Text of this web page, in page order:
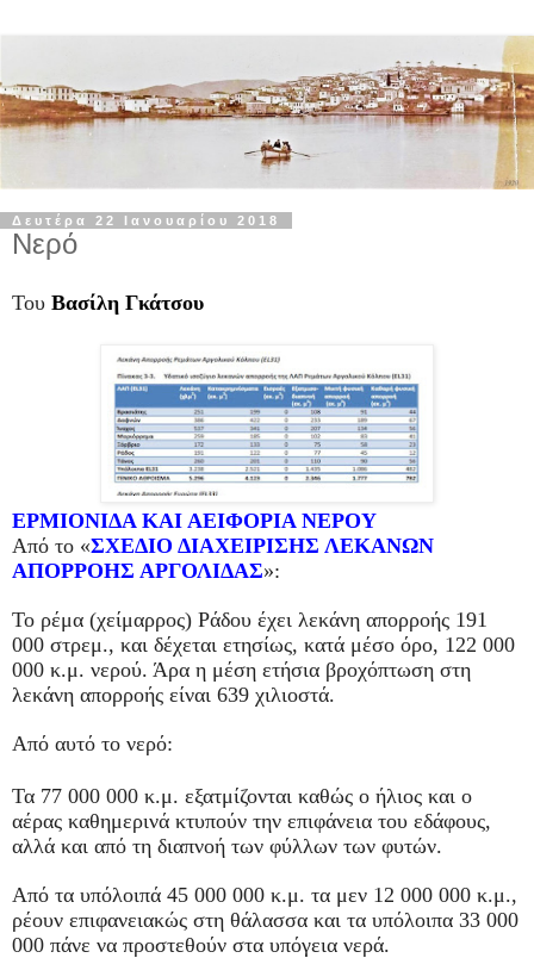
Δευτέρα 22 Ιανουαρίου 2018
Νερό
Του Βασίλη Γκάτσου
ΕΡΜΙΟΝΙΔΑ ΚΑΙ ΑΕΙΦΟΡΙΑ ΝΕΡΟΥ
Από το «ΣΧΕΔΙΟ ΔΙΑΧΕΙΡΙΣΗΣ ΛΕΚΑΝΩΝ
ΑΠΟΡΡΟΗΣ ΑΡΓΟΛΙΔΑΣ»:
Το ρέμα (χείμαρρος) Ράδου έχει λεκάνη απορροής 191
000 στρεμ., και δέχεται ετησίως, κατά μέσο όρο, 122 000
000 κ.μ. νερού. Άρα η μέση ετήσια βροχόπτωση στη
λεκάνη απορροής είναι 639 χιλιοστά.
Από αυτό το νερό:
Τα 77 000 000 κ.μ. εξατμίζονται καθώς ο ήλιος και ο
αέρας καθημερινά κτυπούν την επιφάνεια του εδάφους,
αλλά και από τη διαπνοή των φύλλων των φυτών.
Από τα υπόλοιπά 45 000 000 κ.μ. τα μεν 12 000 000 κ.μ.,
ρέουν επιφανειακώς στη θάλασσα και τα υπόλοιπα 33 000
000 πάνε να προστεθούν στα υπόγεια νερά.